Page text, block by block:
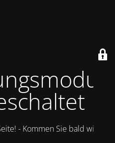
- Kommen Sie bald wieder.